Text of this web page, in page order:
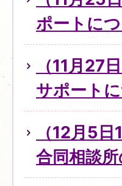
ポートに
（11月27
サポート
（12月5
合同相談